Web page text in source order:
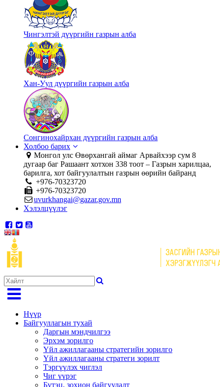
Чингэлтэй дүүргийн газрын алба
Хан-Уул дүүргийн газрын алба
Сонгинохайрхан дүүргийн газрын алба
Холбоо барих
Монгол улс Өвөрхангай аймаг Арвайхээр сум 8
дугаар баг Рашаант хотхон 338 тоот – Газрын харилцаа,
барилга, хот байгуулалтын газрын өөрийн байранд
+976-70323720
+976-70323720
uvurkhangai@gazar.gov.mn
Хэлэлцүүлэг
Нүүр
Байгууллагын тухай
Даргын мэндчилгээ
Эрхэм зорилго
Үйл ажиллагааны стратегийн зорилго
Үйл ажиллагааны стратеги зорилт
Тэргүүлэх чиглэл
Чиг үүрэг
Бүтэц, зохион байгуулалт